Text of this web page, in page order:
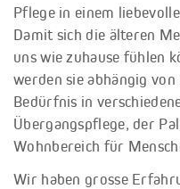
Pflege in einem
Damit sich die älteren
uns wie zuhause fühlen
werden sie abhängig
Bedürfnis in
Übergangspflege, der
Wohnbereich für
Wir haben grosse